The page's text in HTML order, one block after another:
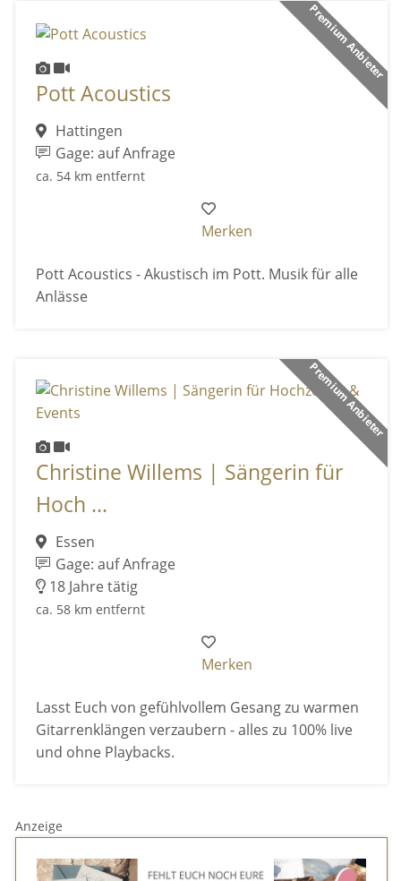
Premium Anbieter
Pott Acoustics
Hattingen
Gage: auf Anfrage
ca. 54 km entfernt
Merken
Pott Acoustics - Akustisch im Pott. Musik für alle
Anlässe
Premium Anbieter
Christine Willems | Sängerin für
Hoch ...
Essen
Gage: auf Anfrage
18 Jahre tätig
ca. 58 km entfernt
Merken
Lasst Euch von gefühlvollem Gesang zu warmen
Gitarrenklängen verzaubern - alles zu 100% live
und ohne Playbacks.
Anzeige